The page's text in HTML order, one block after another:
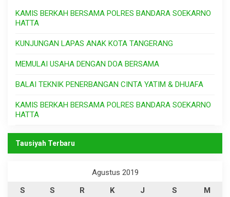
KAMIS BERKAH BERSAMA POLRES BANDARA SOEKARNO
HATTA
KUNJUNGAN LAPAS ANAK KOTA TANGERANG
MEMULAI USAHA DENGAN DOA BERSAMA
BALAI TEKNIK PENERBANGAN CINTA YATIM & DHUAFA
KAMIS BERKAH BERSAMA POLRES BANDARA SOEKARNO
HATTA
Tausiyah Terbaru
Agustus 2019
S
S R K J S
M